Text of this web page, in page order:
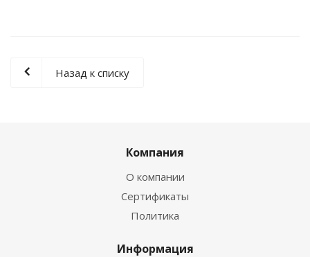
Назад к списку
Компания
О компании
Сертификаты
Политика
Информация